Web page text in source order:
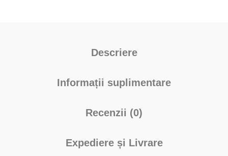
Descriere
Informații suplimentare
Recenzii (0)
Expediere și Livrare